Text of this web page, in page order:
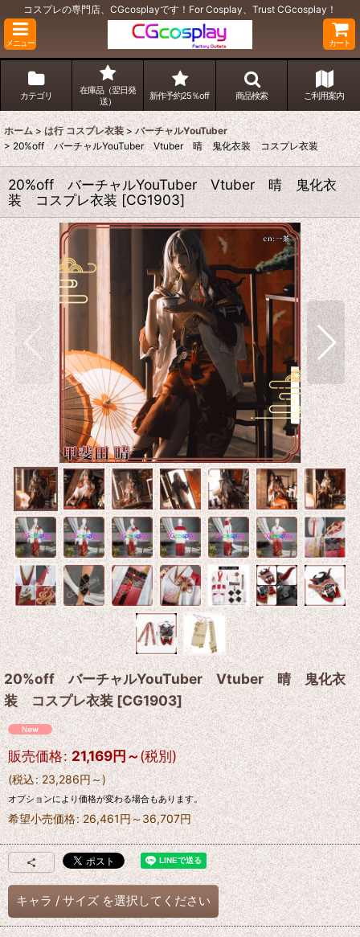
コスプレの専門店、CGcosplayです！For Cosplay、Trust CGcosplay！
メニュー カート
カテゴリ
在庫品（翌日発
送）
新作予約25％off 商品検索 ご利用案内
ホーム > は行 コスプレ衣装 > バーチャルYouTuber
> 20%off バーチャルYouTuber Vtuber 晴 鬼化衣装 コスプレ衣装
20%off バーチャルYouTuber Vtuber 晴 鬼化衣
装 コスプレ衣装 [CG1903]
20%off バーチャルYouTuber Vtuber 晴 鬼化衣
装 コスプレ衣装[CG1903]
販売価格: 21,169円～(税別)
(税込: 23,286円～)
オプションにより価格が変わる場合もあります。
希望小売価格: 26,461円～36,707円
キャラ / サイズ を選択してください